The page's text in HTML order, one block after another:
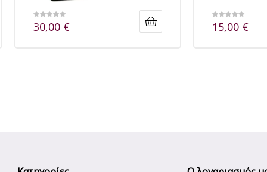
30,00 € 15,00 €